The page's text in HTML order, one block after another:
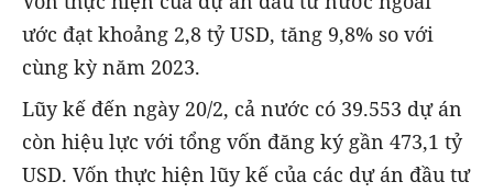
ước đạt khoảng 2,8 tỷ USD, tăng 9,8% so với
cùng kỳ năm 2023.
Lũy kế đến ngày 20/2, cả nước có 39.553 dự án
còn hiệu lực với tổng vốn đăng ký gần 473,1 tỷ
USD. Vốn thực hiện lũy kế của các dự án đầu tư